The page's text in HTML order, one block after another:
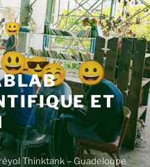
ET
Thinktank – Guadeloupe